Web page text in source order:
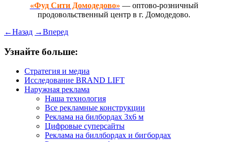
«Фуд Сити Домодедово» — оптово-розничный
продовольственный центр в г. Домодедово.
←Назад →Вперед
Узнайте больше:
Стратегия и медиа
Исследование BRAND LIFT
Наружная реклама
Наша технология
Все рекламные конструкции
Реклама на билбордах 3х6 м
Цифровые суперсайты
Реклама на биллбордах и бигбордах